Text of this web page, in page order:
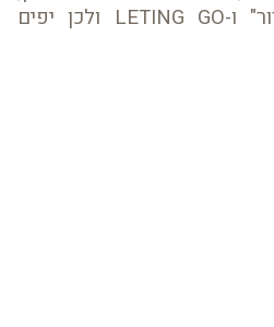
תורמים לתחושת "שחרור" ו-LETING GO ולכן יפים